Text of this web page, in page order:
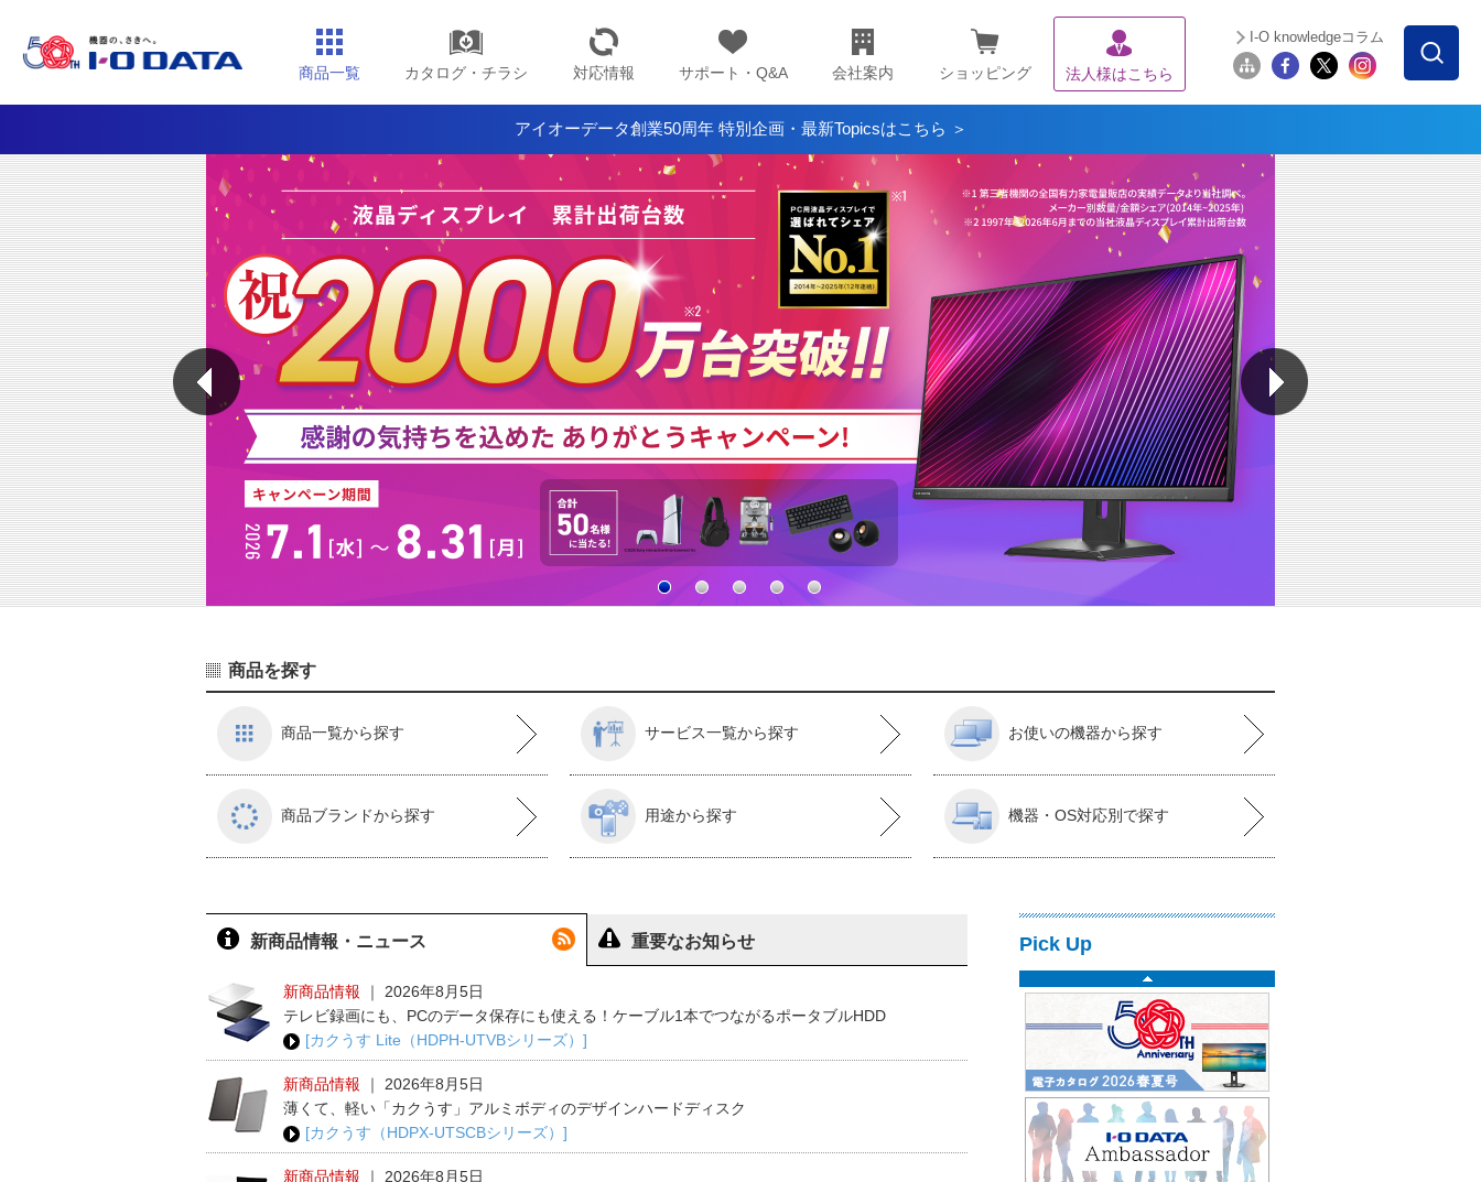
商品一覧 カタログ・チラシ 対応情報 サポート・Q&A 会社案内 ショッピング 法人様はこちら
I-O knowledgeコラム
アイオーデータ創業50周年 特別企画・最新Topicsはこちら ＞
商品を探す
商品一覧から探す
商品ブランドから探す
サービス一覧から探す
用途から探す
お使いの機器から探す
機器・OS対応別で探す
新商品情報・ニュース
新商品情報 ｜
2026年8月5日
テレビ録画にも、PCのデータ保存にも使える！ケーブル1本でつながるポータブルHDD
[カクうす Lite（HDPH-UTVBシリーズ）]
新商品情報 ｜
2026年8月5日
薄くて、軽い「カクうす」アルミボディのデザインハードディスク
[カクうす（HDPX-UTSCBシリーズ）]
新商品情報 ｜
2026年8月5日
重要なお知らせ Pick Up